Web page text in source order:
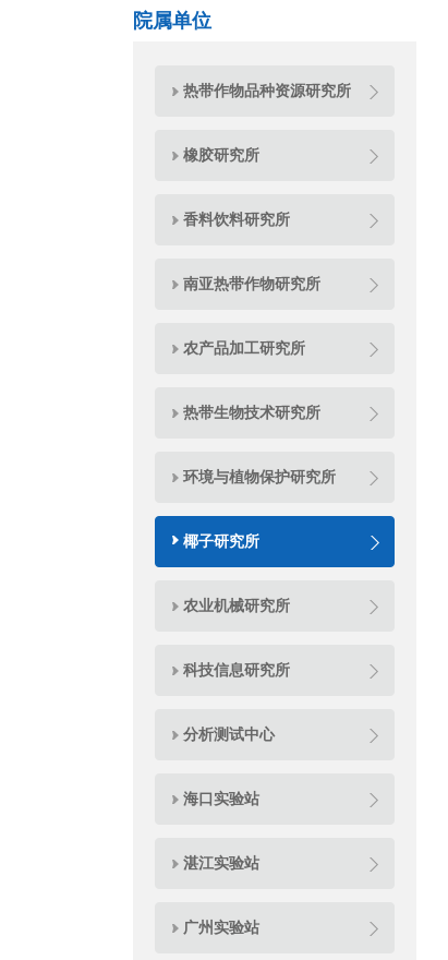
院属单位
热带作物品种资源研究所
橡胶研究所
香料饮料研究所
南亚热带作物研究所
农产品加工研究所
热带生物技术研究所
环境与植物保护研究所
椰子研究所
农业机械研究所
科技信息研究所
分析测试中心
海口实验站
湛江实验站
广州实验站